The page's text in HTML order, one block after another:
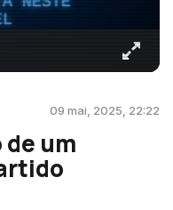
09 mai, 2025, 22:22
um